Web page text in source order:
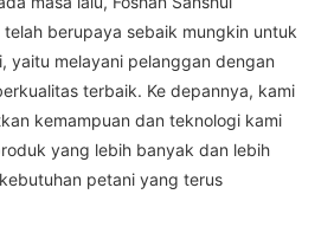
berupaya sebaik mungkin untuk
yaitu melayani pelanggan dengan
terbaik. Ke depannya, kami
kemampuan dan teknologi kami
yang lebih banyak dan lebih
petani yang terus